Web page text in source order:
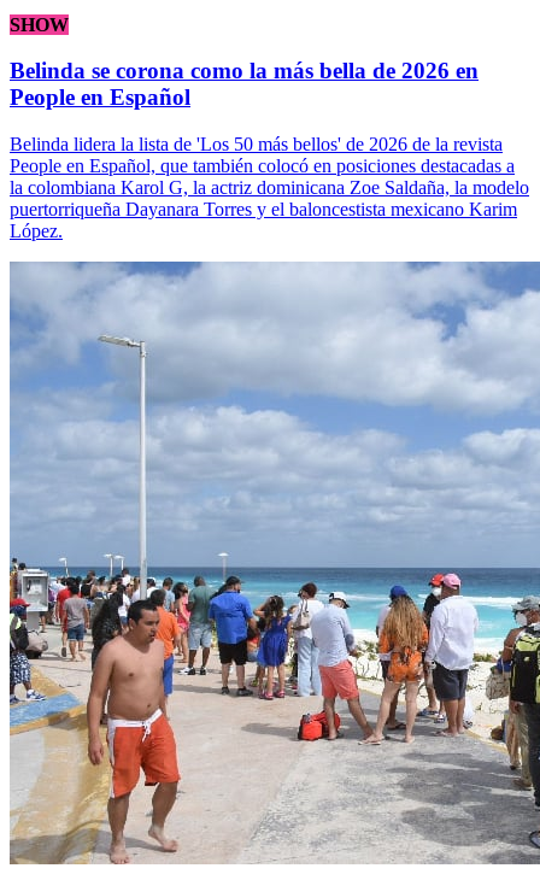
SHOW
Belinda se corona como la más bella de 2026 en
People en Español
Belinda lidera la lista de 'Los 50 más bellos' de 2026 de la revista
People en Español, que también colocó en posiciones destacadas a
la colombiana Karol G, la actriz dominicana Zoe Saldaña, la modelo
puertorriqueña Dayanara Torres y el baloncestista mexicano Karim
López.